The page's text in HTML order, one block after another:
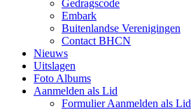
Gedragscode
Embark
Buitenlandse Verenigingen
Contact BHCN
Nieuws
Uitslagen
Foto Albums
Aanmelden als Lid
Formulier Aanmelden als Lid